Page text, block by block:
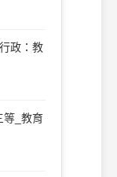
政：教
等_教育